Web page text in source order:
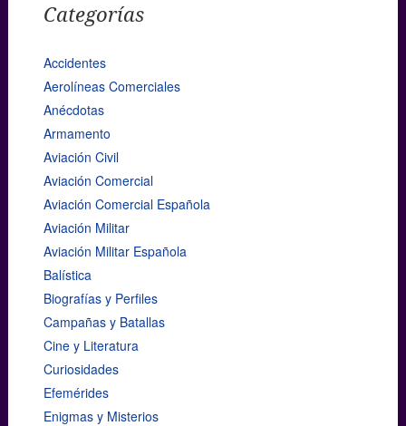
Categorías
Accidentes
Aerolíneas Comerciales
Anécdotas
Armamento
Aviación Civil
Aviación Comercial
Aviación Comercial Española
Aviación Militar
Aviación Militar Española
Balística
Biografías y Perfiles
Campañas y Batallas
Cine y Literatura
Curiosidades
Efemérides
Enigmas y Misterios